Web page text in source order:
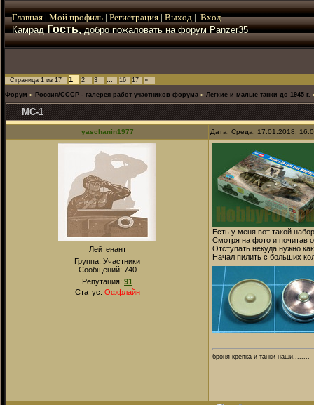
Главная | Мой профиль | Регистрация | Выход | Вход
КамрадГость,добро пожаловать на форум Panzer35
Страница 1 из 17 1 2 3 … 16 17 »
Форум » Россия/СССР - галерея работ участников форума » Легкие и малые танки до 1945 г.
МС-1
yaschanin1977 Дата: Среда, 17.01.2018,
Лейтенант
Группа: Участники
Сообщений: 740
Репутация: 91
Статус: Оффлайн
Есть у меня вот такой
Смотря на фото и почитав о
Отступать некуда нужно
Начал пилить с больших
броня крепка и танки наши........